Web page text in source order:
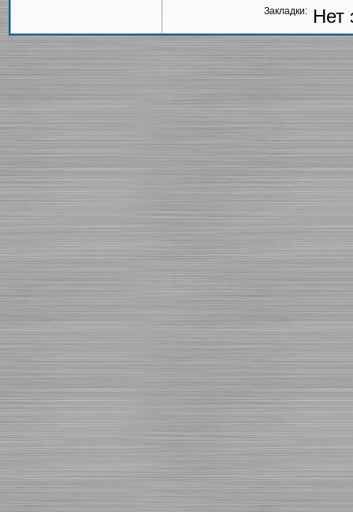
Закладки: Нет